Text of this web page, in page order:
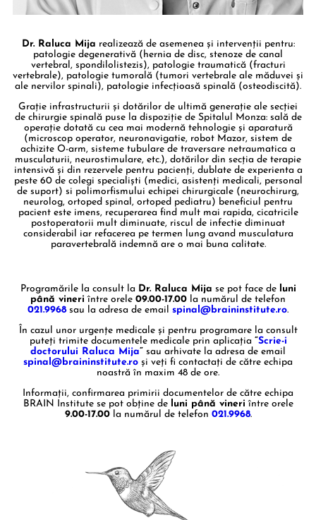
Dr. Raluca Mija realizează de asemenea și intervenții pentru:
patologie degenerativă (hernia de disc, stenoze de canal
vertebral, spondilolistezis), patologie traumatică (fracturi
vertebrale), patologie tumorală (tumori vertebrale ale măduvei și
ale nervilor spinali), patologie infecțioasă spinală (osteodiscită).
Grație infrastructurii și dotărilor de ultimă generație ale secției
de chirurgie spinală puse la dispoziție de Spitalul Monza: sală de
operație dotată cu cea mai modernă tehnologie și aparatură
(microscop operator, neuronavigatie, robot Mazor, sistem de
achizite O-arm, sisteme tubulare de traversare netraumatica a
musculaturii, neurostimulare, etc.), dotărilor din secția de terapie
intensivă și din rezervele pentru pacienți, dublate de experienta a
peste 60 de colegi specialiști (medici, asistenți medicali, personal
de suport) si polimorfismului echipei chirurgicale (neurochirurg,
neurolog, ortoped spinal, ortoped pediatru) beneficiul pentru
pacient este imens, recuperarea find mult mai rapida, cicatricile
postoperatorii mult diminuate, riscul de infectie diminuat
considerabil iar refacerea pe termen lung avand musculatura
paravertebrală indemnă are o mai buna calitate.
Programările la consult la Dr. Raluca Mija se pot face de luni
până vineri între orele 09.00-17.00 la numărul de telefon
021.9968sau la adresa de email spinal@braininstitute.ro.
În cazul unor urgențe medicale și pentru programare la consult
puteți trimite documentele medicale prin aplicația ”Scrie-i
doctorului Raluca Mija” sau arhivate la adresa de email
spinal@braininstitute.ro și veți fi contactați de către echipa
noastră în maxim 48 de ore.
Informații, confirmarea primirii documentelor de către echipa
BRAIN Institute se pot obține de luni până vineri între orele
9.00-17.00la numărul de telefon 021.9968.